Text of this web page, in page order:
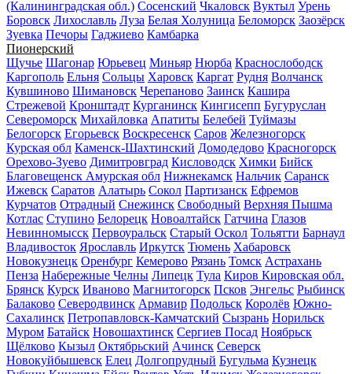
(Калининградская обл.) Сосенский Чкаловск Вуктыл Урень
Боровск Лихославль Луза Белая Холуница Беломорск Заозёрск
Зуевка Печоры Гаджиево Камбарка
Пионерский
Щучье Шагонар Юрьевец Миньяр Нюрба Краснослободск
Каргополь Ельня Сольцы Харовск Каргат Рудня Волчанск
Кувшиново Шимановск Черепаново Заинск Кашира
Стрежевой Кронштадт Курганинск Кингисепп Бугуруслан
Североморск Михайловка Апатиты Белебей Туймазы
Белогорск Егорьевск Воскресенск Саров Железногорск
Курская обл Каменск-Шахтинский Домодедово Красногорск
Орехово-Зуево Димитровград Кисловодск Химки Бийск
Благовещенск Амурская обл Нижнекамск Нальчик Саранск
Ижевск Саратов Алатырь Сокол Партизанск Ефремов
Курчатов Отрадный Снежинск Свободный Верхняя Пышма
Котлас Ступино Белорецк Новоалтайск Гатчина Глазов
Невинномысск Первоуральск Старый Оскол Тольятти Барнаул
Владивосток Ярославль Иркутск Тюмень Хабаровск
Новокузнецк Оренбург Кемерово Рязань Томск Астрахань
Пенза Набережные Челны Липецк Тула Киров Кировская обл.
Брянск Курск Иваново Магнитогорск Псков Энгельс Рыбинск
Балаково Северодвинск Армавир Подольск Королёв Южно-
Сахалинск Петропавловск-Камчатский Сызрань Норильск
Муром Батайск Новошахтинск Сергиев Посад Ноябрьск
Щёлково Кызыл Октябрьский Ачинск Северск
Новокуйбышевск Елец Долгопрудный Бугульма Кузнецк